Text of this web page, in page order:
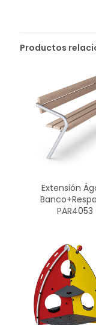
Productos
Extensión
PAR4053